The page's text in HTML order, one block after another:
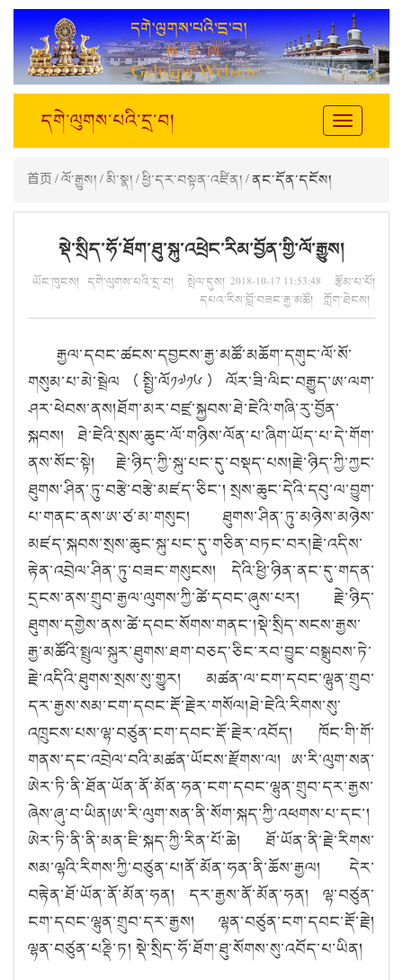
Toggle
navigation
དགེ་ལུགས་པའི་དྲ་བ།
首页/ལོ་རྒྱུས།/མི་སྣ།/ཕྱི་དར་བསྟན་འཛིན།/ ནང་དོན་དངོས།
སྡེ་སྲིད་ཧོ་ཐོག་ཐུ་སྐུ་འཕྲེང་རིམ་བྱོན་གྱི་ལོ་རྒྱུས།
ཡོང་ཁུངས། དགེ་ལུགས་པའི་དྲ་བ། སྤེལ་དུས། 2018-10-17 11:53:48 རྩོམ་པ་པོ།
དཔའ་རིས་བློ་བཟང་རྒྱ་མཚོ། ཀློག་ཐེངས།
རྒྱལ་དབང་ཚངས་དབྱངས་རྒྱ་མཚོ་མཆོག་དགུང་ལོ་སོ་
གསུམ་པ་མེ་སྦྲེལ（སྤྱི་ལོ༡༧༡༦）ལོར་ཟི་ལིང་བརྒྱུད་ཨ་ལག་
ཤར་ཕེབས་ནས།ཐོག་མར་བཛྲ་སྐྱབས་ཐེ་ཇེའི་གཞི་རུ་བྱོན་
སྐབས། ཐེ་ཇེའི་སྲས་ཆུང་ལོ་གཉིས་ལོན་པ་ཞིག་ཡོད་པ་དེ་གོག་
ནས་སོང་སྟེ། རྗེ་ཉིད་ཀྱི་སྐུ་པང་དུ་བསྡད་པས།རྗེ་ཉིད་ཀྱི་ཀྱང་
ཐུགས་ཤིན་ཏུ་བརྩེ་བརྩེ་མཛད་ཅིང་། སྲས་ཆུང་དེའི་དབུ་ལ་བྱུག་
པ་གནང་ནས་ཨ་ཙ་མ་གསུང། ཐུགས་ཤིན་ཏུ་མཉེས་མཉེས་
མཛད་སྐབས་སྲས་ཆུང་སྐུ་པང་དུ་གཅིན་བཏང་བར།རྗེ་འདིས་
རྟེན་འབྲེལ་ཤིན་ཏུ་བཟང་གསུངས། དེའི་ཕྱི་ཉིན་ནང་དུ་གདན་
དྲངས་ནས་གྲུབ་རྒྱལ་ལུགས་ཀྱི་ཚེ་དབང་ཞུས་པར། རྗེ་ཉིད་
ཐུགས་དགྱེས་ནས་ཚེ་དབང་སོགས་གནང་།སྡེ་སྲིད་སངས་རྒྱས་
རྒྱ་མཚོའི་སྤྲུལ་སྐུར་ཐུགས་ཐག་བཅད་ཅིང་རབ་བྱུང་བསྒྲུབས་ཏེ་
རྗེ་འདིའི་ཐུགས་སྲས་སུ་གྱུར། མཚན་ལ་ངག་དབང་ལྷུན་གྲུབ་
དར་རྒྱས་སམ་ངག་དབང་རྡོ་རྗེར་གསོལ།ཐེ་ཇེའི་རིགས་སུ་
འཁྲུངས་པས་ལྷ་བཙུན་ངག་དབང་རྡོ་རྗེར་འབོད། ཁོང་གི་གོ་
གནས་དང་འབྲེལ་བའི་མཚན་ཡོངས་རྫོགས་ལ། ཨ་རི་ལུག་སན་
ཨེར་ཏི་ནི་ཐོན་ཡོན་ནོ་མོན་ཧན་ངག་དབང་ལྷུན་གྲུབ་དར་རྒྱས་
ཞེས་ཞུ་བ་ཡིན།ཨ་རི་ལུག་སན་ནི་སོག་སྐད་ཀྱི་འཕགས་པ་དང་།
ཨེར་ཏི་ནི་ནི་མན་ཇི་སྐད་ཀྱི་རིན་པོ་ཆེ། ཐོ་ཡོན་ནི་རྗེ་རིགས་
སམ་ལྷའི་རིགས་ཀྱི་བཙུན་པ།ནོ་མོན་ཧན་ནི་ཆོས་རྒྱལ། དེར་
བརྟེན་ཐོ་ཡོན་ནོ་མོན་ཧན། དར་རྒྱས་ནོ་མོན་ཧན། ལྷ་བཙུན་
ངག་དབང་ལྷུན་གྲུབ་དར་རྒྱས། ལྷན་བཙུན་ངག་དབང་རྡོ་རྗེ།
ལྷན་བཙུན་པཎྡི་ཏ། སྡེ་སྲིད་ཧོ་ཐོག་ཐུ་སོགས་སུ་འབོད་པ་ཡིན།